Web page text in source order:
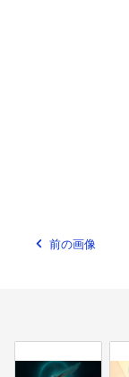
前の画像